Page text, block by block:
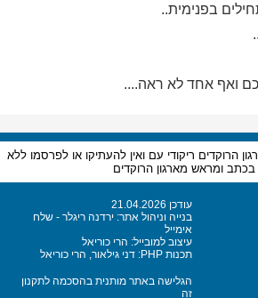
בפנימית..
ואף אחד לא ראה....
הרוקדים ריקודי עם ואין להעתיקו או לפרסמו ללא
בכתב ומראש מארגון הרוקדים
עודכן 21.04.2026
בנייה וניהול אתר: ירדנה ריגלר - שלח
אימייל
עיצוב למובייל: הרי כוריאל
תכנות PHP: דני גילאור, הרי כוריאל
הגלישה באתר מותנית בהסכמה לתקנון
זה